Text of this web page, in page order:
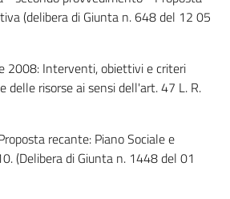
(delibera di Giunta n. 648 del 12 05
2008: Interventi, obiettivi e criteri
delle risorse ai sensi dell'art. 47 L. R.
recante: Piano Sociale e
(Delibera di Giunta n. 1448 del 01